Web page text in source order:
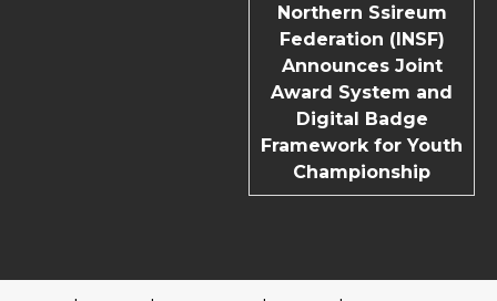
Northern Ssireum
Federation (INSF)
Announces Joint
Award System and
Digital Badge
Framework for Youth
Championship